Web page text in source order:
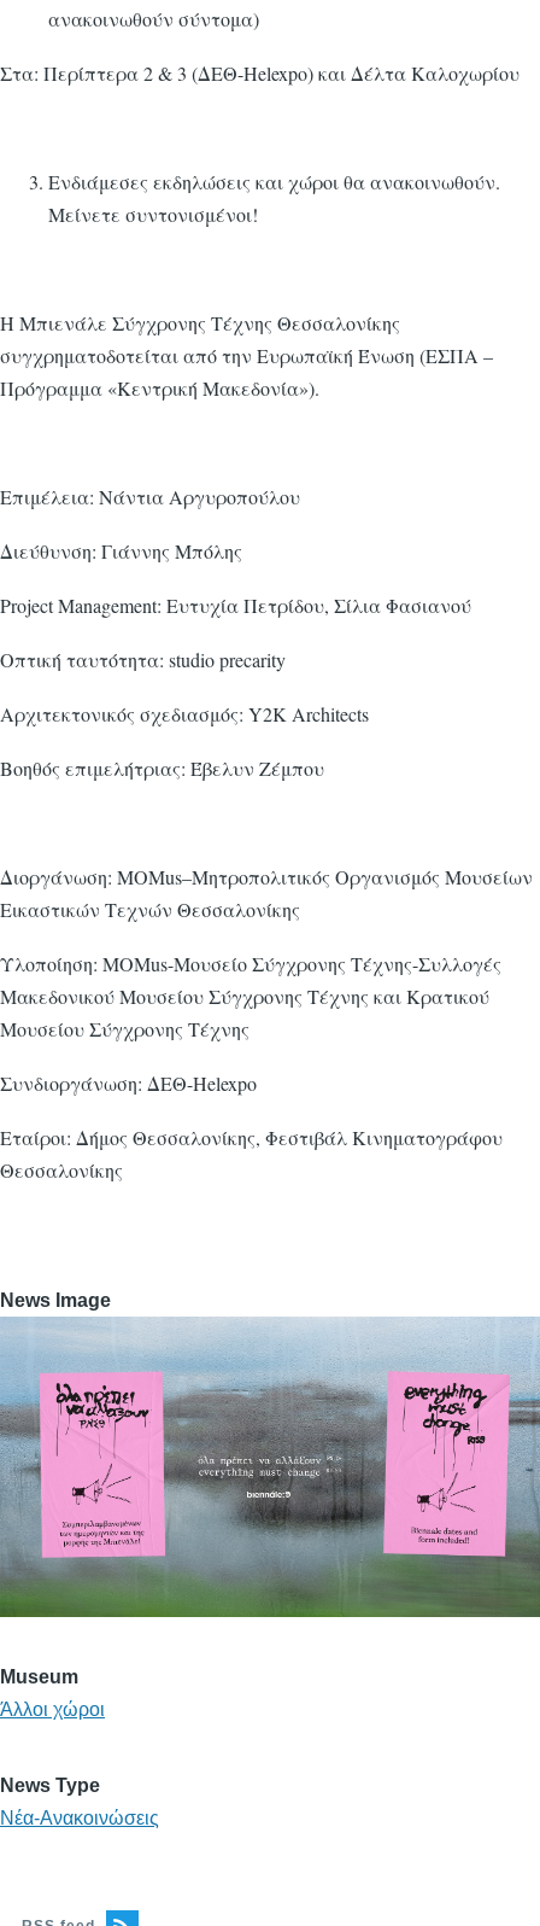
ανακοινωθούν σύντομα)
Στα: Περίπτερα 2 & 3 (ΔΕΘ-Helexpo) και Δέλτα Καλοχωρίου
Ενδιάμεσες εκδηλώσεις και χώροι θα ανακοινωθούν.
Μείνετε συντονισμένοι!
Η Μπιενάλε Σύγχρονης Τέχνης Θεσσαλονίκης
συγχρηματοδοτείται από την Ευρωπαϊκή Ένωση (ΕΣΠΑ –
Πρόγραμμα «Κεντρική Μακεδονία»).
Επιμέλεια: Νάντια Αργυροπούλου
Διεύθυνση: Γιάννης Μπόλης
Project Management: Ευτυχία Πετρίδου, Σίλια Φασιανού
Οπτική ταυτότητα: studio precarity
Αρχιτεκτονικός σχεδιασμός: Y2K Architects
Βοηθός επιμελήτριας: Έβελυν Ζέμπου
Διοργάνωση: MOMus–Μητροπολιτικός Οργανισμός Μουσείων
Εικαστικών Τεχνών Θεσσαλονίκης
Υλοποίηση: MOMus-Μουσείο Σύγχρονης Τέχνης-Συλλογές
Μακεδονικού Μουσείου Σύγχρονης Τέχνης και Κρατικού
Μουσείου Σύγχρονης Τέχνης
Συνδιοργάνωση: ΔΕΘ-Helexpo
Εταίροι: Δήμος Θεσσαλονίκης, Φεστιβάλ Κινηματογράφου
Θεσσαλονίκης
News Image
Museum
Άλλοι χώροι
News Type
Νέα-Ανακοινώσεις